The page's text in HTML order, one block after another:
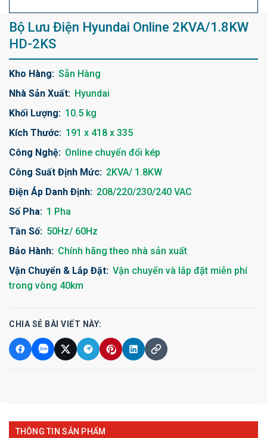
Bộ Lưu Điện Hyundai Online 2KVA/1.8KW
HD-2KS
Kho Hàng: Sẵn Hàng
Nhà Sản Xuất: Hyundai
Khối Lượng: 10.5 kg
Kích Thước: 191 x 418 x 335
Công Nghệ: Online chuyển đổi kép
Công Suất Định Mức: 2KVA/ 1.8KW
Điện Áp Danh Định: 208/220/230/240 VAC
Số Pha: 1 Pha
Tần Số: 50Hz/ 60Hz
Bảo Hành: Chính hãng theo nhà sản xuất
Vận Chuyển & Lắp Đặt: Vận chuyển và lắp đặt miễn phí
trong vòng 40km
CHIA SẺ BÀI VIẾT NÀY:
THÔNG TIN SẢN PHẨM